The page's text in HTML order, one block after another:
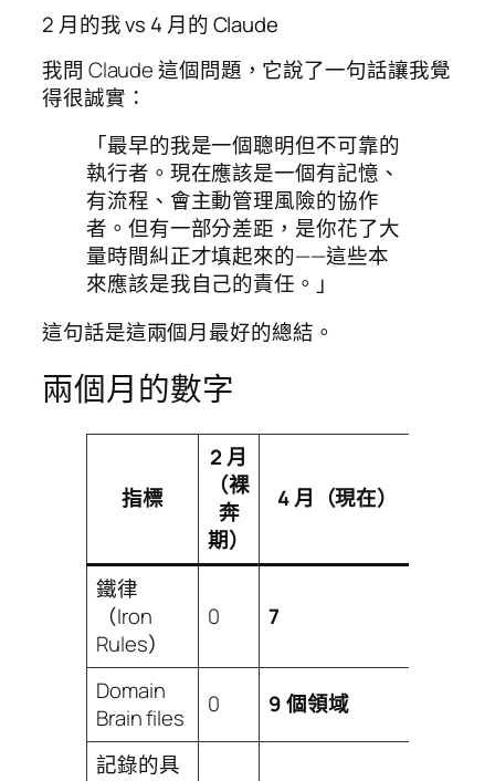
2 月的我 vs 4 月的 Claude
我問 Claude 這個問題，它說了一句話讓我覺
得很誠實：
「最早的我是一個聰明但不可靠的
執行者。現在應該是一個有記憶、
有流程、會主動管理風險的協作
者。但有一部分差距，是你花了大
量時間糾正才填起來的——這些本
來應該是我自己的責任。」
這句話是這兩個月最好的總結。
兩個月的數字
指標
2 月
（裸
奔
期）
4 月（現在）
鐵律
（Iron
Rules）
0 7
Domain
Brain files
0 9 個領域
記錄的具